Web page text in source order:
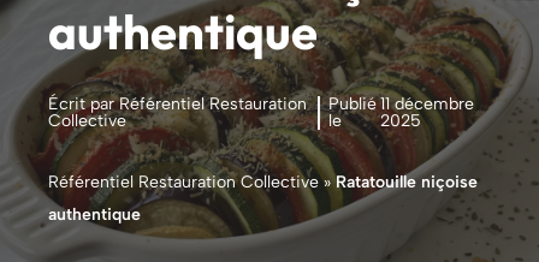
authentique
Écrit par Référentiel Restauration
Collective
Publié
le
11 décembre
2025
Référentiel Restauration Collective» Ratatouille niçoise
authentique